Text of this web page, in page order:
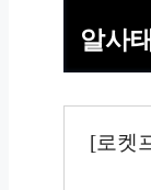
알사
[로켓